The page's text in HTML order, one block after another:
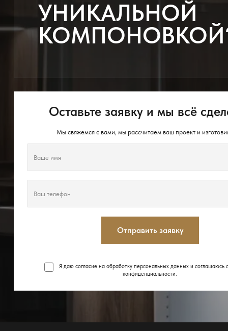
УНИКАЛЬНОЙ
Оставьте заявку и мы всё
Мы свяжемся с вами, мы рассчитаем ваш проект и
Отправить заявку
Я даю согласие на обработку персональных данных и соглашаюсь
конфиденциальности.